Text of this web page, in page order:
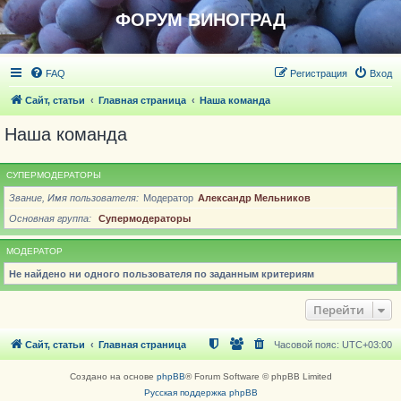
ФОРУМ ВИНОГРАД
FAQ Вход
Регистрация
Сайт, статьи Главная страница Наша команда
Наша команда
СУПЕРМОДЕРАТОРЫ
Звание, Имя пользователя Модератор Александр Мельников
Основная группа
Супермодераторы
МОДЕРАТОР
Не найдено ни одного пользователя по заданным критериям
Перейти
Сайт, статьи Главная страница Часовой пояс: UTC+03:00
Создано на основе phpBB® Forum Software © phpBB Limited
Русская поддержка phpBB